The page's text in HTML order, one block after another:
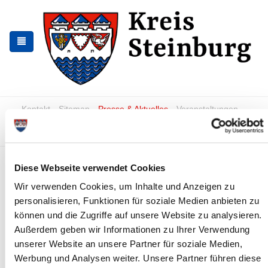
Diese Webseite verwendet Cookies
Wir verwenden Cookies, um Inhalte und Anzeigen zu
personalisieren, Funktionen für soziale Medien anbieten zu
können und die Zugriffe auf unsere Website zu analysieren.
Außerdem geben wir Informationen zu Ihrer Verwendung
unserer Website an unsere Partner für soziale Medien,
Werbung und Analysen weiter. Unsere Partner führen diese
springen
springen
Kontakt Sitemap Presse & Aktuelles Veranstaltungen
Wohin mit dem
Weihnachtsbaum?
News - Meldungen